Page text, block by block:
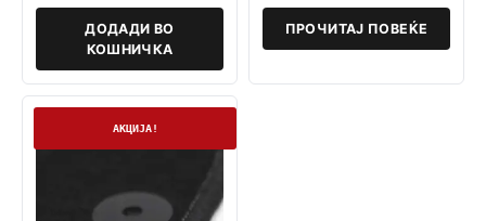
ДОДАДИ ВО
КОШНИЧКА
ПРОЧИТАЈ ПОВЕЌЕ
АКЦИЈА!